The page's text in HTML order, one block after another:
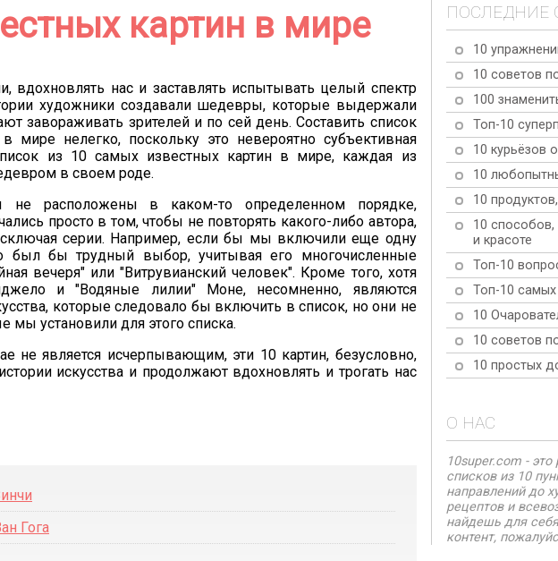
картин в мире
вдохновлять нас и заставлять испытывать целый спектр
художники создавали шедевры, которые выдержали
завораживать зрителей и по сей день. Составить список
мире нелегко, поскольку это невероятно субъективная
из 10 самых известных картин в мире, каждая из
в своем роде.
не расположены в каком-то определенном порядке,
просто в том, чтобы не повторять какого-либо автора,
серии. Например, если бы мы включили еще одну
был бы трудный выбор, учитывая его многочисленные
вечеря" или "Витрувианский человек". Кроме того, хотя
и "Водяные лилии" Моне, несомненно, являются
которые следовало бы включить в список, но они не
мы установили для этого списка.
не является исчерпывающим, эти 10 картин, безусловно,
искусства и продолжают вдохновлять и трогать нас
Гога
ПОСЛЕДНИЕ
10
10 советов
100
Топ-10
10 курьёзов
10
10
10
и красоте
Топ-10
Топ-10
10
10 советов
10 простых
О НАС
10super.com -
списков из 10
направлений до
рецептов и
найдешь для
контент,